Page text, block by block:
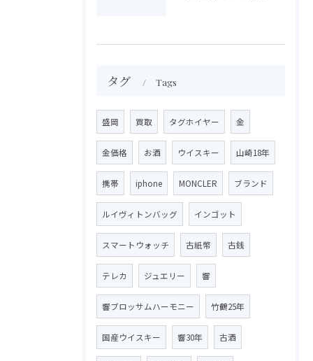
タグ Tags
盛岡 買取 タグホイヤー 金
金価格 お酒 ウイスキー 山崎18年
携帯 iphone MONCLER ブランド
ルイヴィトンバッグ インゴット
スマートウォッチ 古紙幣 古銭
テレカ ジュエリー 響
響ブロッサムハーモニー 竹鶴25年
国産ウイスキー 響30年 古酒